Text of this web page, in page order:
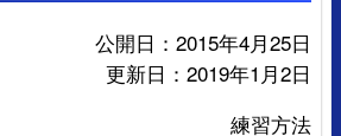
公開日：2015年4月25日
更新日：2019年1月2日
練習方法